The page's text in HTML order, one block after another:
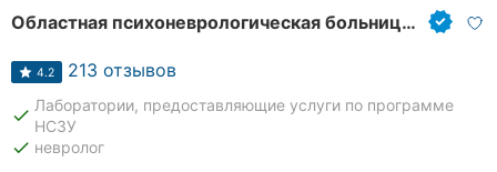
Областная психоневрологическая больница имени Академика Ющенко
4.2 213 отзывов
done
Лаборатории, предоставляющие услуги по программе
НСЗУ
done невролог